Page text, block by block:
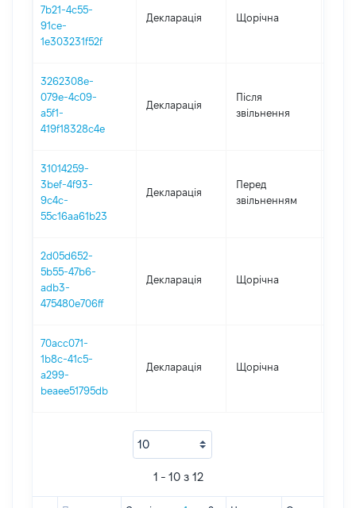
7b21-4c55-
91ce-
1e303231f52f
Декларація Щорічна
3262308e-
079e-4c09-
a5f1-
419f18328c4e
Декларація
Після
звільнення
31014259-
3bef-4f93-
9c4c-
55c16aa61b23
Декларація
Перед
звільненням
2d05d652-
5b55-47b6-
adb3-
475480e706ff
Декларація Щорічна
70acc071-
1b8c-41c5-
a299-
beaee51795db
Декларація Щорічна
1 - 10 з 12